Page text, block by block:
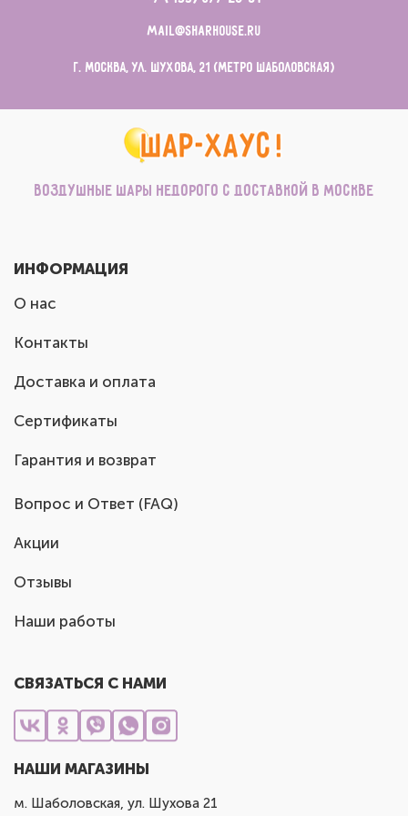
mail@sharhouse.ru
г. Москва, ул. Шухова, 21 (метро Шаболовская)
Воздушные шары недорого с доставкой в Москве
ИНФОРМАЦИЯ
О нас
Контакты
Доставка и оплата
Сертификаты
Гарантия и возврат
Вопрос и Ответ (FAQ)
Акции
Отзывы
Наши работы
СВЯЗАТЬСЯ С НАМИ
НАШИ МАГАЗИНЫ
м. Шаболовская, ул. Шухова 21